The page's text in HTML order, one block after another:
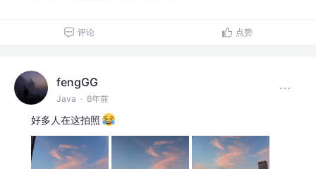
评论 点赞
fengGG
Java · 6年前
好多人在这拍照